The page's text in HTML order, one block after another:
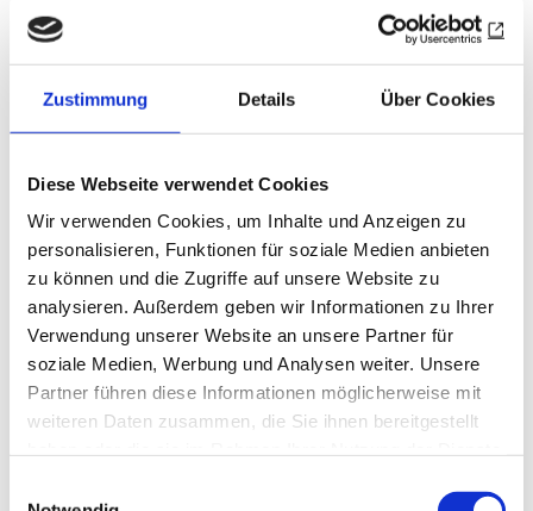
Zustimmung Details Über Cookies
Diese Webseite verwendet Cookies
Wir verwenden Cookies, um Inhalte und Anzeigen zu
personalisieren, Funktionen für soziale Medien anbieten
zu können und die Zugriffe auf unsere Website zu
analysieren. Außerdem geben wir Informationen zu Ihrer
Verwendung unserer Website an unsere Partner für
soziale Medien, Werbung und Analysen weiter. Unsere
Partner führen diese Informationen möglicherweise mit
weiteren Daten zusammen, die Sie ihnen bereitgestellt
Club, in aller Öffentlichkeit schon tagsüber
giftroten Spritz, Hugos oder einen Flat White
konsumieren, auf der Palette Laptop und
Lapsang Souchong nebeneinander plaziert. Oder
cornern mit Bierbüchsen, zum Leidwesen der
Straßenreinigung
Wo’s passt, passt’s. Hotspots mit Syltgefühl wie
die sandige Strandperle am Hamburger Elbufer
möchte keiner missen. Und es gibt ein Recht auf
spontane Partys, auf das Bier aus der Buddel.
Aber der Trend hat auch seine Schattenseiten.